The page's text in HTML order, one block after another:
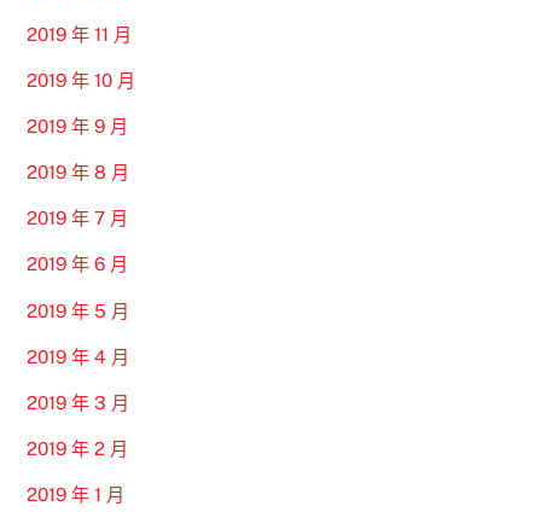
2019 年 11 月
2019 年 10 月
2019 年 9 月
2019 年 8 月
2019 年 7 月
2019 年 6 月
2019 年 5 月
2019 年 4 月
2019 年 3 月
2019 年 2 月
2019 年 1 月